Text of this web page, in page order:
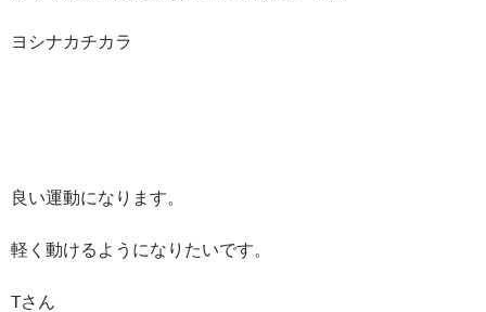
ヨシナカチカラ
良い運動になります。
軽く動けるようになりたいです。
Tさん